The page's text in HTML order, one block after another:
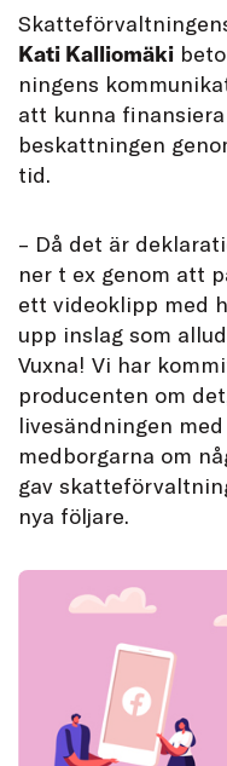
Kati Kalliomäki
ningens
att kunna
beskattningen
tid.
– Då det är
ner t ex genom att
ett videoklipp med
upp inslag som
Vuxna! Vi har
producenten om
livesändningen
medborgarna om
gav
nya följare.